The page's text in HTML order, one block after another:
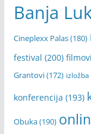
Banja
Cineplexx Palas(180)
festival (200) filmovi
Grantovi(172) izložba
konferencija (193)
Obuka(190)